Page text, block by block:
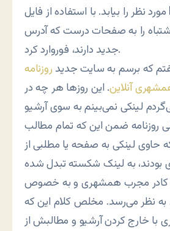
مورد نظر را بیابد. با استفاده از فایل htaccess. حتی
را به صفحات درست که آدرس
جدید دارند، فوروارد کرد.
که برسم به سایت جدید روزنامه
آنلاین. این روزها هر چه در
لینکی نمی‌بینم به سوی آرشیو
روزنامه ضمن این که تمام مطالب
حاوی لینکی به صفحه یا مطلبی از
بودند، به لینک شکسته تبدل شده
کادر مجرب همشهری و به خصوص
نظر می‌رسد. مخلص کلام این که
با خارج کردن آرشیو و مطالبش از